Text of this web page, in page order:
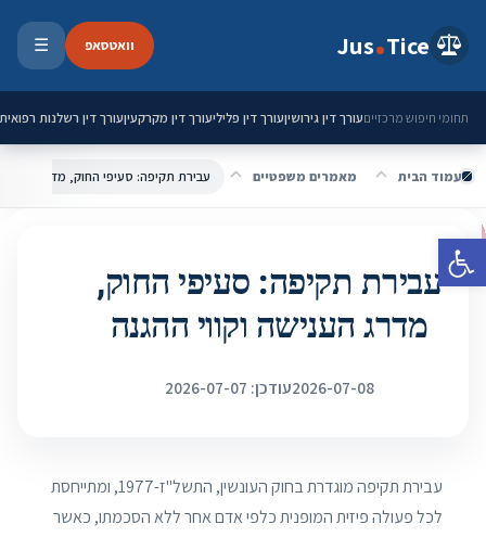
פתח סרגל נגישות
Jus Tice וואטסאפ ☰
תחומי חיפוש מרכזייםעורך דין גירושיןעורך דין פליליעורך דין מקרקעיןעורך דין רשלנות רפואית
עמוד הבית מאמרים משפטיים עבירת תקיפה: סעיפי החוק, מדרג
עבירת תקיפה: סעיפי החוק,
מדרג הענישה וקווי ההגנה
2026-07-08עודכן: 2026-07-07
עבירת תקיפה מוגדרת בחוק העונשין, התשל"ז-1977, ומתייחסת
לכל פעולה פיזית המופנית כלפי אדם אחר ללא הסכמתו, כאשר